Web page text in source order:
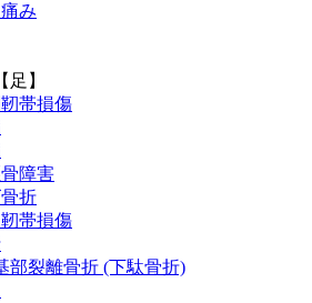
み
】
帯損傷
障害
折
帯損傷
部裂離骨折 (下駄骨折)